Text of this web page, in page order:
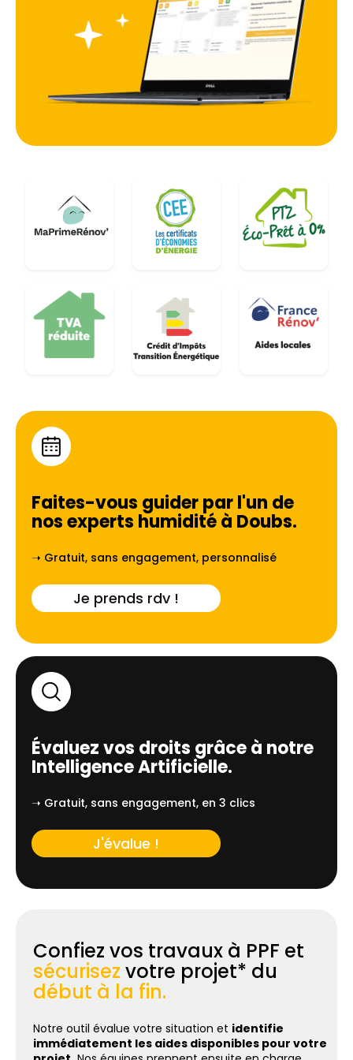
augmenter la température pour un confort relatif.
Une isolation performante est donc la première
étape logique pour tout projet de rénovation
habitat dans le 25, permettant de sécuriser le bâti
contre les aléas climatiques tout en valorisant le
patrimoine local.
Faites-vous guider par l'un de
nos experts humidité à Doubs.
➝ Gratuit, sans engagement, personnalisé
Je prends rdv !
Évaluez vos droits grâce à notre
Intelligence Artificielle.
➝ Gratuit, sans engagement, en 3 clics
J'évalue !
Confiez vos travaux à PPF et
sécurisez votre projet* du
début à la fin.
Notre outil évalue votre situation et identifie
immédiatement les aides disponibles pour votre